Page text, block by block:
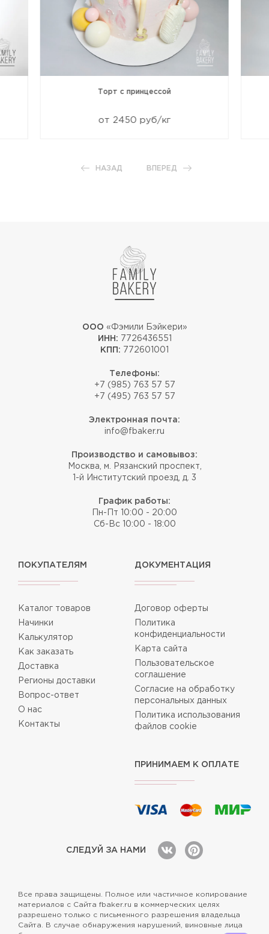
Торт с принцессой
от 2450 руб/кг
НАЗАД ВПЕРЕД
ООО «Фэмили Бэйкери»
ИНН: 7726436551
КПП: 772601001
Телефоны:
+7 (985) 763 57 57
+7 (495) 763 57 57
Электронная почта:
info@fbaker.ru
Производство и самовывоз:
Москва, м. Рязанский проспект,
1-й Институтский проезд, д. 3
График работы:
Пн-Пт 10:00 - 20:00
Сб-Вс 10:00 - 18:00
ПОКУПАТЕЛЯМ
Каталог товаров
Начинки
Калькулятор
Как заказать
Доставка
Регионы доставки
Вопрос-ответ
О нас
Контакты
ДОКУМЕНТАЦИЯ
Договор оферты
Политика
конфиденциальности
Карта сайта
Пользовательское
соглашение
Согласие на обработку
персональных данных
Политика использования
файлов cookie
ПРИНИМАЕМ К ОПЛАТЕ
СЛЕДУЙ ЗА НАМИ
Все права защищены. Полное или частичное копирование
материалов с Сайта fbaker.ru в коммерческих целях
разрешено только с письменного разрешения владельца
Сайта. В случае обнаружения нарушений, виновные лица